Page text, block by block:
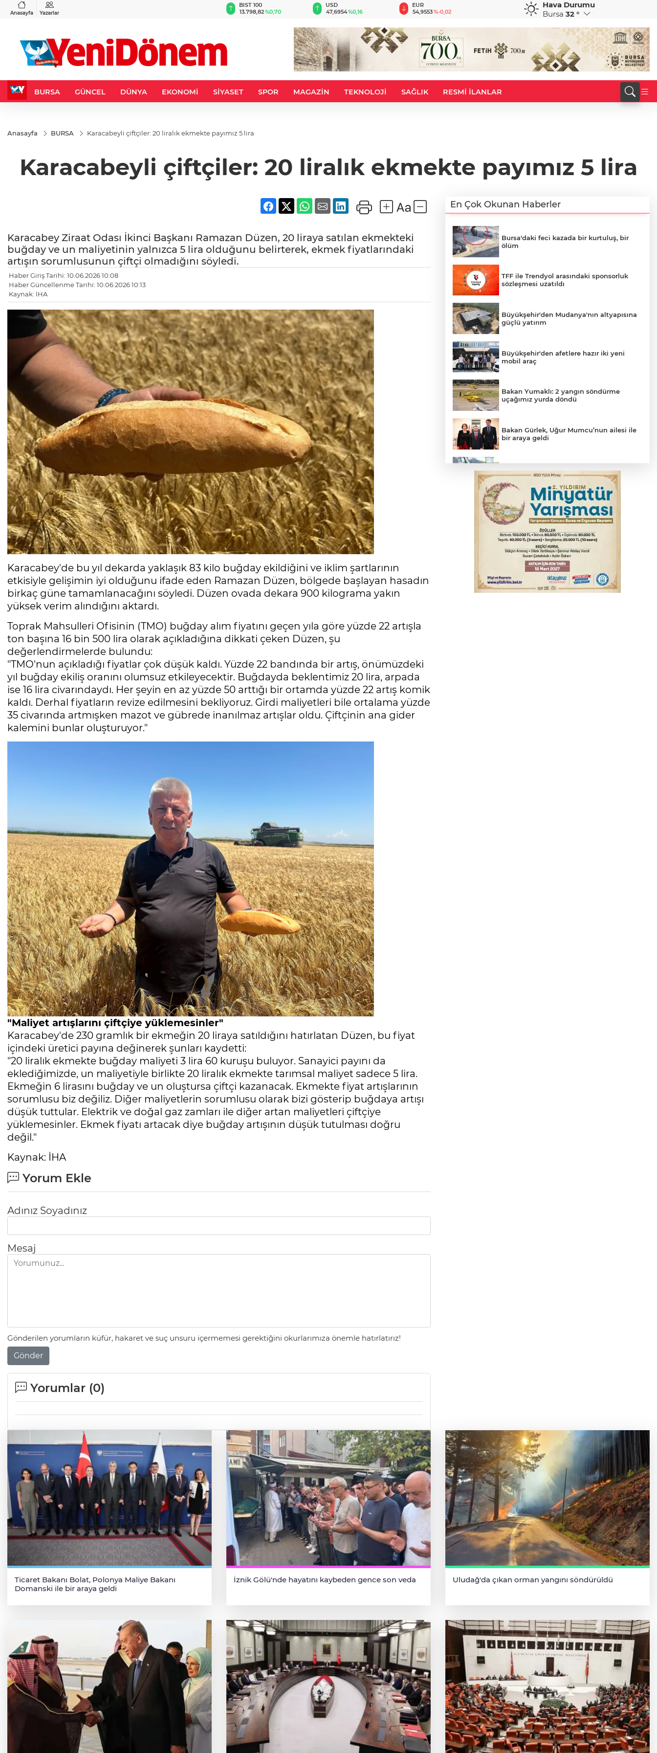
Anasayfa Yazarlar
%-0,22
BIST 100
13.798,82%0,70
USD
47,6954%0,16
EUR
54,9553%-0,02 %0,07
CHF
58,6763
Hava Durumu
Bursa 32 °
BURSA GÜNCEL DÜNYA EKONOMİ SİYASET SPOR MAGAZİN TEKNOLOJİ SAĞLIK RESMİ İLANLAR
Anasayfa BURSA Karacabeyli çiftçiler: 20 liralık ekmekte payımız 5 lira
Karacabeyli çiftçiler: 20 liralık ekmekte payımız 5 lira
Karacabey Ziraat Odası İkinci Başkanı Ramazan Düzen, 20 liraya satılan ekmekteki
buğday ve un maliyetinin yalnızca 5 lira olduğunu belirterek, ekmek fiyatlarındaki
artışın sorumlusunun çiftçi olmadığını söyledi.
Haber Giriş Tarihi: 10.06.2026 10:08
Haber Güncellenme Tarihi: 10.06.2026 10:13
Kaynak: İHA
Karacabey'de bu yıl dekarda yaklaşık 83 kilo buğday ekildiğini ve iklim şartlarının
etkisiyle gelişimin iyi olduğunu ifade eden Ramazan Düzen, bölgede başlayan hasadın
birkaç güne tamamlanacağını söyledi. Düzen ovada dekara 900 kilograma yakın
yüksek verim alındığını aktardı.
Toprak Mahsulleri Ofisinin (TMO) buğday alım fiyatını geçen yıla göre yüzde 22 artışla
ton başına 16 bin 500 lira olarak açıkladığına dikkati çeken Düzen, şu
değerlendirmelerde bulundu:
"TMO'nun açıkladığı fiyatlar çok düşük kaldı. Yüzde 22 bandında bir artış, önümüzdeki
yıl buğday ekiliş oranını olumsuz etkileyecektir. Buğdayda beklentimiz 20 lira, arpada
ise 16 lira civarındaydı. Her şeyin en az yüzde 50 arttığı bir ortamda yüzde 22 artış komik
kaldı. Derhal fiyatların revize edilmesini bekliyoruz. Girdi maliyetleri bile ortalama yüzde
35 civarında artmışken mazot ve gübrede inanılmaz artışlar oldu. Çiftçinin ana gider
kalemini bunlar oluşturuyor."
"Maliyet artışlarını çiftçiye yüklemesinler"
Karacabey'de 230 gramlık bir ekmeğin 20 liraya satıldığını hatırlatan Düzen, bu fiyat
içindeki üretici payına değinerek şunları kaydetti:
"20 liralık ekmekte buğday maliyeti 3 lira 60 kuruşu buluyor. Sanayici payını da
eklediğimizde, un maliyetiyle birlikte 20 liralık ekmekte tarımsal maliyet sadece 5 lira.
Ekmeğin 6 lirasını buğday ve un oluştursa çiftçi kazanacak. Ekmekte fiyat artışlarının
sorumlusu biz değiliz. Diğer maliyetlerin sorumlusu olarak bizi gösterip buğdaya artışı
düşük tuttular. Elektrik ve doğal gaz zamları ile diğer artan maliyetleri çiftçiye
yüklemesinler. Ekmek fiyatı artacak diye buğday artışının düşük tutulması doğru
değil."
Kaynak: İHA
Yorum Ekle
Adınız Soyadınız
Mesaj
Gönderilen yorumların küfür, hakaret ve suç unsuru içermemesi gerektiğini okurlarımıza önemle hatırlatırız!
Gönder
Yorumlar (0)
En Çok Okunan Haberler
Bursa'daki feci kazada bir kurtuluş, bir
ölüm
TFF ile Trendyol arasındaki sponsorluk
sözleşmesi uzatıldı
Büyükşehir'den Mudanya'nın altyapısına
güçlü yatırım
Büyükşehir'den afetlere hazır iki yeni
mobil araç
Bakan Yumaklı: 2 yangın söndürme
uçağımız yurda döndü
Bakan Gürlek, Uğur Mumcu’nun ailesi ile
bir araya geldi
yansıyacak mı?
YENİ Parti Genel Başkanı Özel'den
Çerçeve Yasa yorumu
Serbest piyasada döviz fiyatları
Serbest piyasada altın fiyatları...
Ticaret Bakanı Bolat, Polonya Maliye Bakanı
Domanski ile bir araya geldi
İznik Gölü'nde hayatını kaybeden gence son veda Uludağ'da çıkan orman yangını söndürüldü